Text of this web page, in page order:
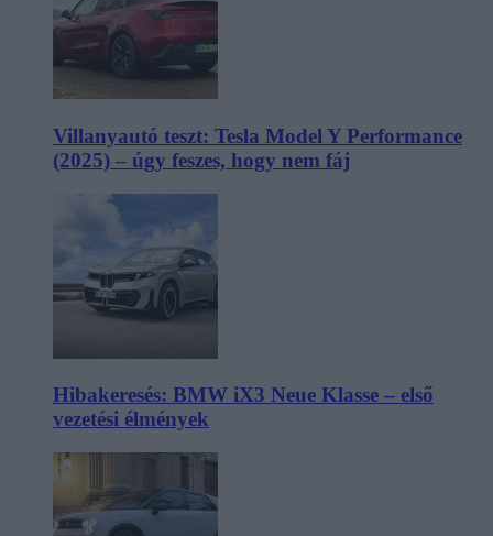
Villanyautó teszt: Tesla Model Y Performance
(2025) – úgy feszes, hogy nem fáj
Hibakeresés: BMW iX3 Neue Klasse – első
vezetési élmények